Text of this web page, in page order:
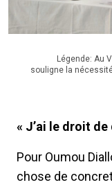
Légende: Au
souligne la
« J’ai le droit de
Pour Oumou
chose de